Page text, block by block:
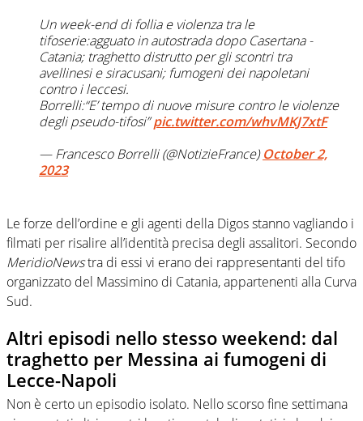
Un week-end di follia e violenza tra le
tifoserie:agguato in autostrada dopo Casertana -
Catania; traghetto distrutto per gli scontri tra
avellinesi e siracusani; fumogeni dei napoletani
contro i leccesi.
Borrelli:“E’ tempo di nuove misure contro le violenze
degli pseudo-tifosi”pic.twitter.com/whvMKJ7xtF
— Francesco Borrelli (@NotizieFrance)October 2,
2023
Le forze dell’ordine e gli agenti della Digos stanno vagliando i
filmati per risalire all’identità precisa degli assalitori. Secondo
MeridioNewstra di essi vi erano dei rappresentanti del tifo
organizzato del Massimino di Catania, appartenenti alla Curva
Sud.
Altri episodi nello stesso weekend: dal
traghetto per Messina ai fumogeni di
Lecce-Napoli
Non è certo un episodio isolato. Nello scorso fine settimana